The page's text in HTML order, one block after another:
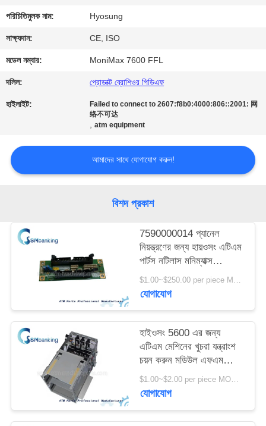
যোগাযোগ
করুন
খবর
আবেদন
PRIVACY
POLICY
পরিচিতিমুলক নাম: Hyosung
সাক্ষ্যদান: CE, ISO
মডেল নম্বার: MoniMax 7600 FFL
দলিল: প্রোডাক্ট ব্রোশিওর পিডিএফ
হাইলাইট:
Failed to connect to 2607:f8b0:4000:806::2001: 网
络不可达
,atm equipment
আমাদের সাথে যোগাযোগ করুন!
বিশদ প্রকাশ
7590000014 প্যানেল
নিয়ন্ত্রণের জন্য হায়ওসং এটিএম
পার্টস নটিলাস মনিম্যাক্স
সিআরএম ইন্টারফেস বোর্ড
75900000-14
$1.00~$250.00 per piece MOQ:1 টুকরা
যোগাযোগ
হাইওসং 5600 এর জন্য
এটিএম মেশিনের খুচরা যন্ত্রাংশ
চয়ন করুন মডিউল এফএম
-7000 7310000425
7310000444
$1.00~$2.00 per piece MOQ:1 টুকরা
যোগাযোগ